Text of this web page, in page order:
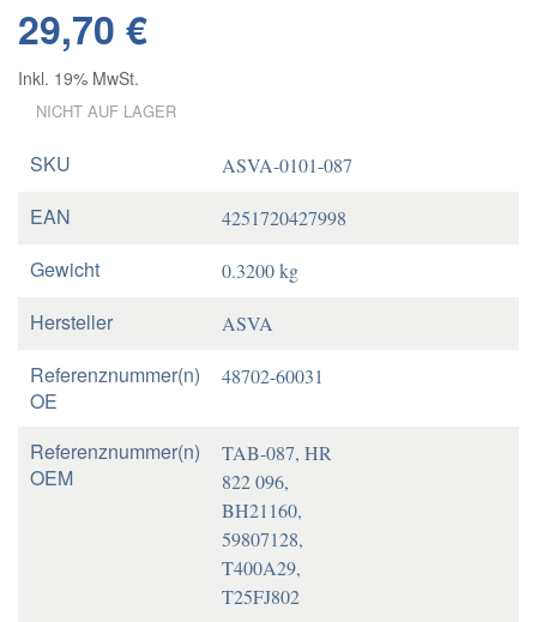
29,70 €
Inkl. 19% MwSt.
NICHT AUF LAGER
SKU ASVA-0101-087
EAN 4251720427998
Gewicht 0.3200 kg
Hersteller ASVA
Referenznummer(n)
OE
48702-60031
Referenznummer(n)
OEM
TAB-087, HR
822 096,
BH21160,
59807128,
T400A29,
T25FJ802